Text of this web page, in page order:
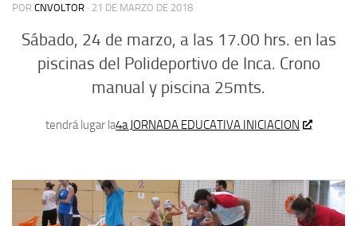
POR CNVOLTOR · 21 DE MARZO DE 2018
Sábado, 24 de marzo, a las 17.00 hrs. en las
piscinas del Polideportivo de Inca. Crono
manual y piscina 25mts.
tendrá lugar la4a JORNADA EDUCATIVA INICIACION